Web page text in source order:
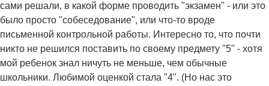
сами решали, в какой форме проводить "экзамен" - или это
было просто "собеседование", или что-то вроде
письменной контрольной работы. Интересно то, что почти
никто не решился поставить по своему предмету "5" - хотя
мой ребенок знал ничуть не меньше, чем обычные
школьники. Любимой оценкой стала "4". (Но нас это